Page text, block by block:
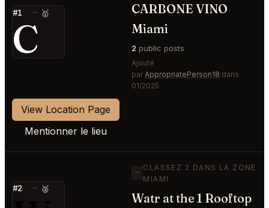
#1 — 🥇
C
CARBONE VINO
Miami
2 public posts
Ajouté
par AppropriatePerson18 dans
01/2025
View Location Page
Mentionner le lieu
#2 — 🥈
—
CLASSEZ 2 DANS LA ZONE
MIAMI
Watr at the 1 Rooftop